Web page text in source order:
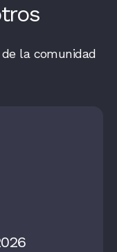
la comunidad